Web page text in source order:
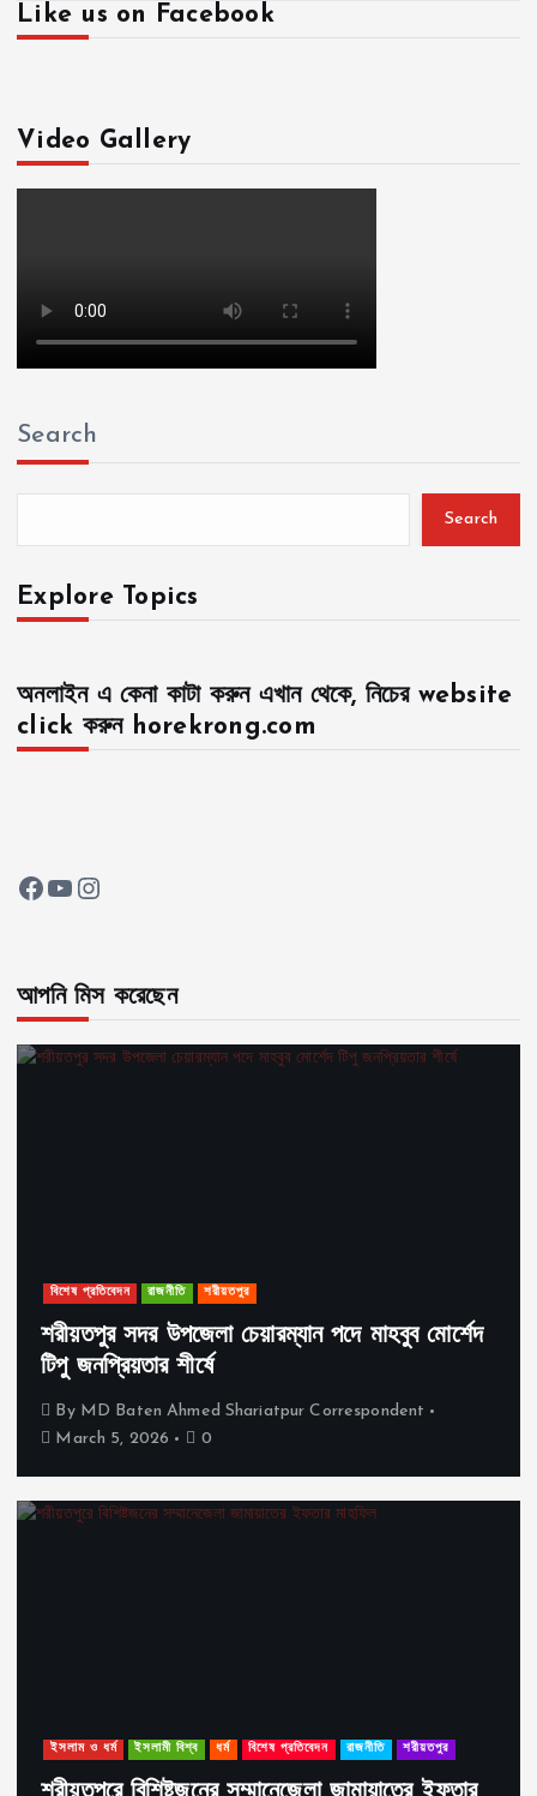
Like us on Facebook
Video Gallery
Search
Search
Explore Topics
অনলাইন এ কেনা কাটা করুন এখান থেকে, নিচের website
click করুন horekrong.com
Facebook YouTube Instagram
আপনি মিস করেছেন
বিশেষ প্রতিবেদন রাজনীতি শরীয়তপুর
শরীয়তপুর সদর উপজেলা চেয়ারম্যান পদে মাহবুব মোর্শেদ
টিপু জনপ্রিয়তার শীর্ষে
By MD Baten Ahmed Shariatpur Correspondent
March 5, 2026
0
ইসলাম ও ধর্ম ইসলামী বিশ্ব ধর্ম বিশেষ প্রতিবেদন রাজনীতি শরীয়তপুর